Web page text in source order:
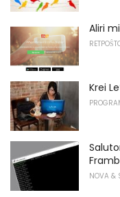
Aliri
Krei
NOVA &